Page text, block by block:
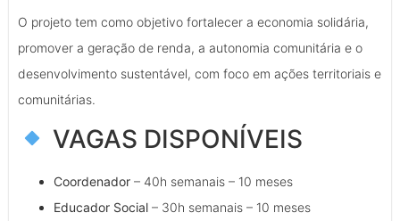
O projeto tem como objetivo fortalecer a economia solidária,
promover a geração de renda, a autonomia comunitária e o
desenvolvimento sustentável, com foco em ações territoriais e
comunitárias.
VAGAS DISPONÍVEIS
Coordenador – 40h semanais – 10 meses
Educador Social – 30h semanais – 10 meses